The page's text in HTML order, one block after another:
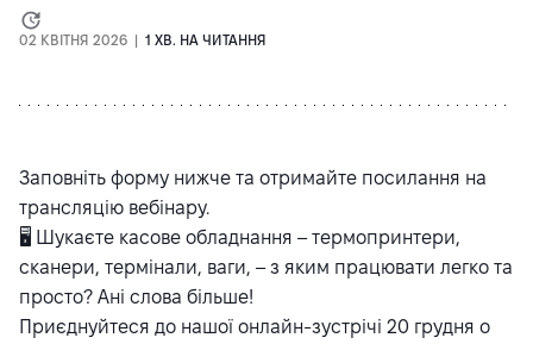
02 КВІТНЯ 2026 | 1 ХВ. НА ЧИТАННЯ
Заповніть форму нижче та отримайте посилання на
трансляцію вебінару.
🖥️ Шукаєте касове обладнання – термопринтери,
сканери, термінали, ваги, – з яким працювати легко та
просто? Ані слова більше!
Приєднуйтеся до нашої онлайн-зустрічі 20 грудня о